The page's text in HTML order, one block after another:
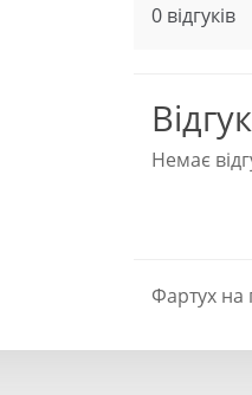
0 відгуків
Немає
Фартух на